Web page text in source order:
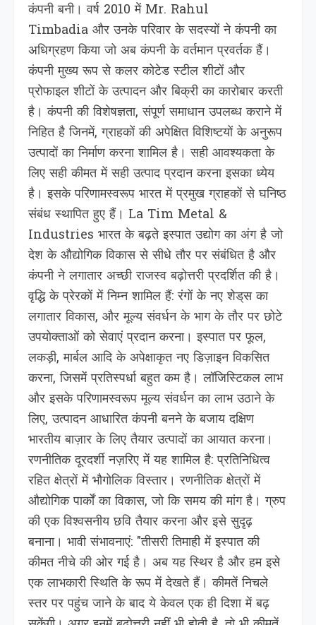
कंपनी बनी। वर्ष 2010 में Mr. Rahul
Timbadia और उनके परिवार के सदस्यों ने कंपनी का
अधिग्रहण किया जो अब कंपनी के वर्तमान प्रवर्तक हैं।
कंपनी मुख्य रूप से कलर कोटेड स्टील शीटों और
प्रोफाइल शीटों के उत्पादन और बिक्री का कारोबार करती
है। कंपनी की विशेषज्ञता, संपूर्ण समाधान उपलब्ध कराने में
निहित है जिनमें, ग्राहकों की अपेक्षित विशिष्टयों के अनुरूप
उत्पादों का निर्माण करना शामिल है। सही आवश्यकता के
लिए सही कीमत में सही उत्पाद प्रदान करना इसका ध्येय
है। इसके परिणामस्वरूप भारत में प्रमुख ग्राहकों से घनिष्ठ
संबंध स्थापित हुए हैं। La Tim Metal &
Industries भारत के बढ़ते इस्पात उद्योग का अंग है जो
देश के औद्योगिक विकास से सीधे तौर पर संबंधित है और
कंपनी ने लगातार अच्छी राजस्व बढ़ोत्तरी प्रदर्शित की है।
वृद्धि के प्रेरकों में निम्न शामिल हैं: रंगों के नए शेड्‌स का
लगातार विकास, और मूल्य संवर्धन के भाग के तौर पर छोटे
उपयोक्ताओं को सेवाएं प्रदान करना। इस्पात पर फूल,
लकड़ी, मार्बल आदि के अपेक्षाकृत नए डिज़ाइन विकसित
करना, जिसमें प्रतिस्पर्धा बहुत कम है। लॉजिस्टिकल लाभ
और इसके परिणामस्वरूप मूल्य संवर्धन का लाभ उठाने के
लिए, उत्पादन आधारित कंपनी बनने के बजाय दक्षिण
भारतीय बाज़ार के लिए तैयार उत्पादों का आयात करना।
रणनीतिक दूरदर्शी नज़रिए में यह शामिल है: प्रतिनिधित्व
रहित क्षेत्रों में भौगोलिक विस्तार। रणनीतिक क्षेत्रों में
औद्योगिक पार्कों का विकास, जो कि समय की मांग है। ग्रुप
की एक विश्वसनीय छवि तैयार करना और इसे सुदृढ़
बनाना। भावी संभावनाएं: "तीसरी तिमाही में इस्पात की
कीमत नीचे की ओर गई है। अब यह स्थिर है और हम इसे
एक लाभकारी स्थिति के रूप में देखते हैं। कीमतें निचले
स्तर पर पहुंच जाने के बाद ये केवल एक ही दिशा में बढ़